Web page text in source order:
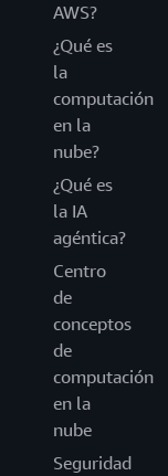
AWS?
¿Qué es
la
computación
en la
nube?
¿Qué es
la IA
agéntica?
Centro
de
conceptos
de
computación
en la
nube
Seguridad